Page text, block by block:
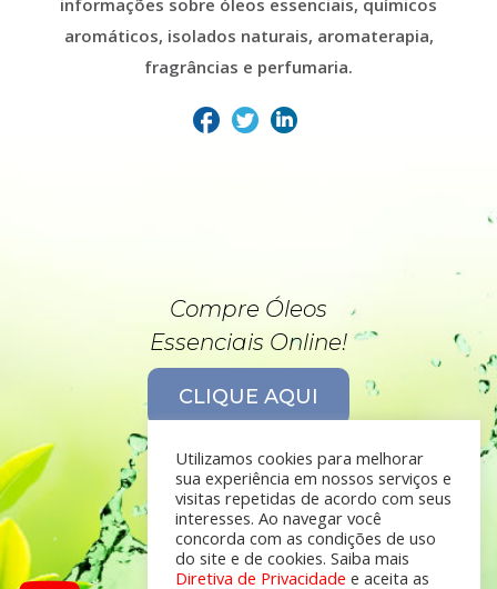
informações sobre óleos essenciais, químicos
aromáticos, isolados naturais, aromaterapia,
fragrâncias e perfumaria.
Compre Óleos
Essenciais Online!
CLIQUE AQUI
Utilizamos cookies para melhorar
sua experiência em nossos serviços e
visitas repetidas de acordo com seus
interesses. Ao navegar você
concorda com as condições de uso
do site e de cookies. Saiba mais
Diretiva de Privacidade e aceita as